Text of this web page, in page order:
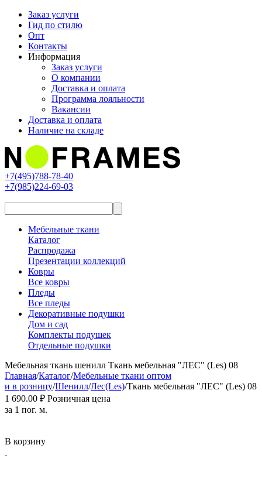
Заказ услуги
Гид по стилю
Опт
Контакты
Информация
Заказ услуги
О компании
Доставка и оплата
Программа лояльности
Вакансии
Доставка и оплата
Наличие на складе
+7(495)788-78-40
+7(985)224-69-03
Мебельные ткани
Каталог
Распродажа
Презентации коллекций
Ковры
Все ковры
Пледы
Все пледы
Декоративные подушки
Дом и сад
Комплекты подушек
Отдельные подушки
Мебельная ткань шенилл Ткань мебельная "ЛЕС" (Les) 08
Главная/Каталог/Мебельные ткани оптом
и в розницу/Шенилл/Лес(Les)/Ткань мебельная "ЛЕС" (Les) 08
1 690.00 ₽ Розничная цена
за 1 пог. м.
В корзину